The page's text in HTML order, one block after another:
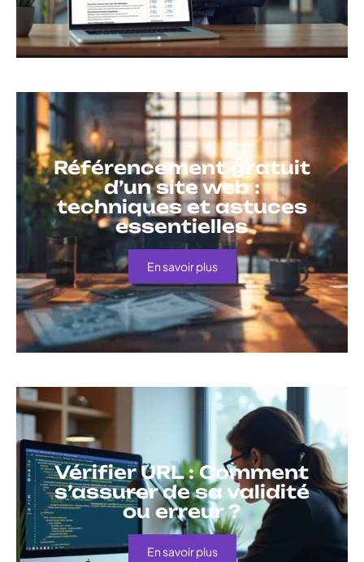
Référencement gratuit
d’un site web :
techniques et astuces
essentielles
En savoir plus
Vérifier URL : Comment
s’assurer de sa validité
ou erreur ?
En savoir plus